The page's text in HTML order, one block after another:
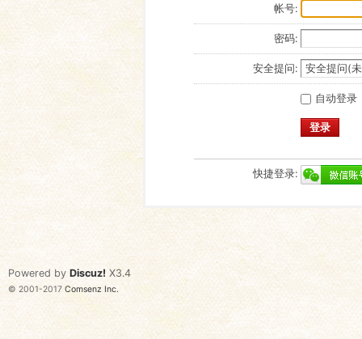
帐号:
密码:
安全提问:
自动登录
登录
快捷登录:
Powered by Discuz! X3.4
© 2001-2017 Comsenz Inc.